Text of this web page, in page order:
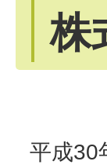
株
平成30